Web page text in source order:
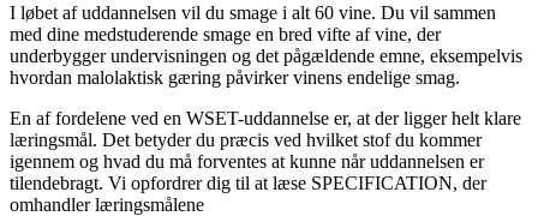
I løbet af uddannelsen vil du smage i alt 60 vine. Du vil sammen
med dine medstuderende smage en bred vifte af vine, der
underbygger undervisningen og det pågældende emne, eksempelvis
hvordan malolaktisk gæring påvirker vinens endelige smag.
En af fordelene ved en WSET-uddannelse er, at der ligger helt klare
læringsmål. Det betyder du præcis ved hvilket stof du kommer
igennem og hvad du må forventes at kunne når uddannelsen er
tilendebragt. Vi opfordrer dig til at læse SPECIFICATION, der
omhandler læringsmålene